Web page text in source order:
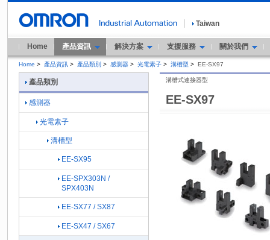
Taiwan
Home 產品資訊 解決方案 支援服務 關於我們
Home > 產品資訊 > 產品類別 > 感測器 > 光電素子 > 溝槽型 > EE-SX97
EE-SX97
溝槽式連接器型
產品類別
感測器
光電素子
溝槽型
EE-SX95
EE-SPX303N /
SPX403N
EE-SX77 / SX87
EE-SX47 / SX67